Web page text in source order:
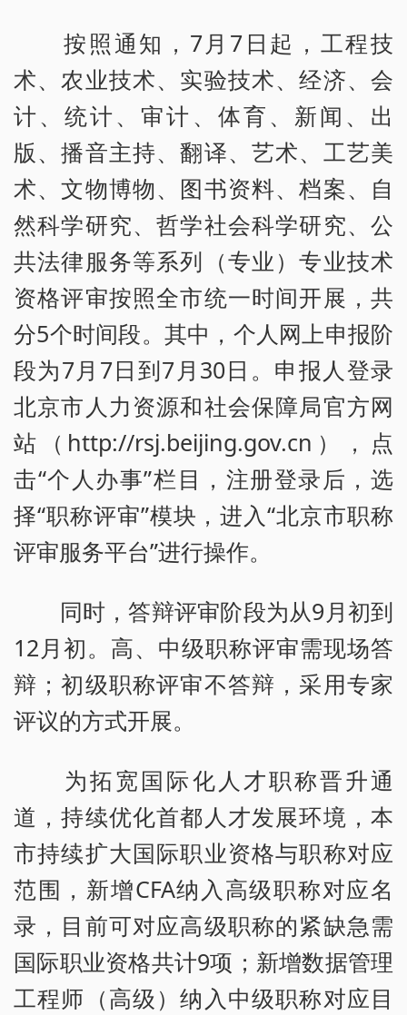
按照通知，7月7日起，工程技
术、农业技术、实验技术、经济、会
计、统计、审计、体育、新闻、出
版、播音主持、翻译、艺术、工艺美
术、文物博物、图书资料、档案、自
然科学研究、哲学社会科学研究、公
共法律服务等系列（专业）专业技术
资格评审按照全市统一时间开展，共
分5个时间段。其中，个人网上申报阶
段为7月7日到7月30日。申报人登录
北京市人力资源和社会保障局官方网
站（http://rsj.beijing.gov.cn），点
击“个人办事”栏目，注册登录后，选
择“职称评审”模块，进入“北京市职称
评审服务平台”进行操作。
同时，答辩评审阶段为从9月初到
12月初。高、中级职称评审需现场答
辩；初级职称评审不答辩，采用专家
评议的方式开展。
为拓宽国际化人才职称晋升通
道，持续优化首都人才发展环境，本
市持续扩大国际职业资格与职称对应
范围，新增CFA纳入高级职称对应名
录，目前可对应高级职称的紧缺急需
国际职业资格共计9项；新增数据管理
工程师（高级）纳入中级职称对应目